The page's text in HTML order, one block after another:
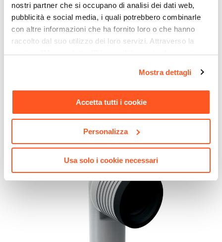
nostri partner che si occupano di analisi dei dati web,
pubblicità e social media, i quali potrebbero combinarle
con altre informazioni che ha fornito loro o che hanno
raccolto dal suo utilizzo dei loro servizi. Attraverso la
sezione "Mostra dettagli" è possibile gestire le proprie
momento. Per maggiori informazioni si invita a leggere la
nostraCookie Policy.
Mostra dettagli
Accetta tutti i cookie
Personalizza
Usa solo i cookie necessari